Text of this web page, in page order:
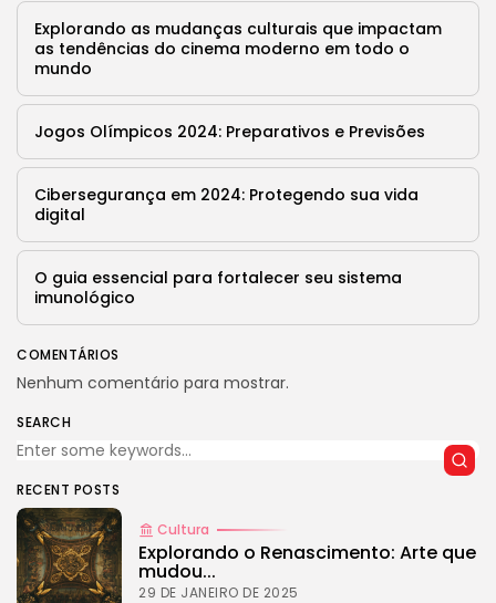
Explorando as mudanças culturais que impactam
as tendências do cinema moderno em todo o
mundo
Jogos Olímpicos 2024: Preparativos e Previsões
Cibersegurança em 2024: Protegendo sua vida
digital
O guia essencial para fortalecer seu sistema
imunológico
COMENTÁRIOS
Nenhum comentário para mostrar.
SEARCH
RECENT POSTS
Cultura
Explorando o Renascimento: Arte que
mudou...
29 DE JANEIRO DE 2025